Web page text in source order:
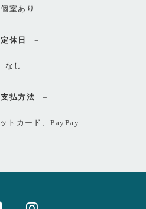
室あり
定休日
なし
払方法
トカード、PayPay